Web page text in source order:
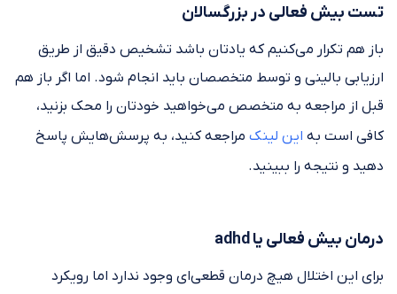
تست بیش فعالی در بزرگسالان
باز هم تکرار می‌کنیم که یادتان باشد تشخیص دقیق از طریق
ارزیابی بالینی و توسط متخصصان باید انجام شود. اما اگر باز هم
قبل از مراجعه به متخصص می‌خواهید خودتان را محک بزنید،
کافی است به این لینک مراجعه کنید، به پرسش‌هایش پاسخ
دهید و نتیجه را ببینید.
درمان بیش فعالی یا adhd
برای این اختلال هیچ درمان قطعی‌ای وجود ندارد اما رویکرد